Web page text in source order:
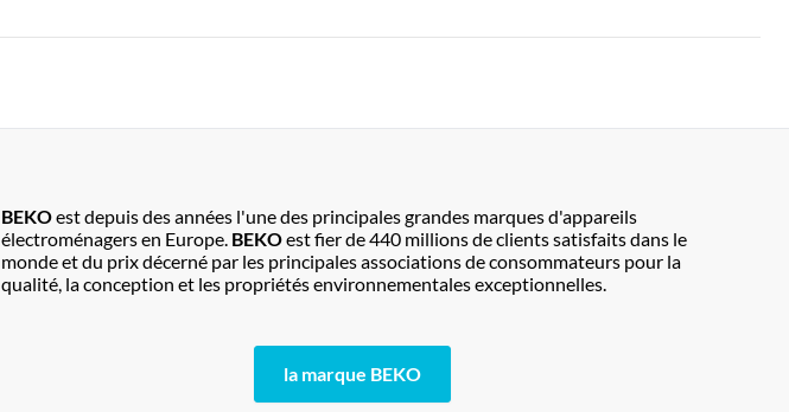
BEKOest depuis des années l'une des principales grandes marques d'appareils
électroménagers en Europe. BEKOest fier de 440 millions de clients satisfaits dans le
monde et du prix décerné par les principales associations de consommateurs pour la
qualité, la conception et les propriétés environnementales exceptionnelles.
la marque BEKO